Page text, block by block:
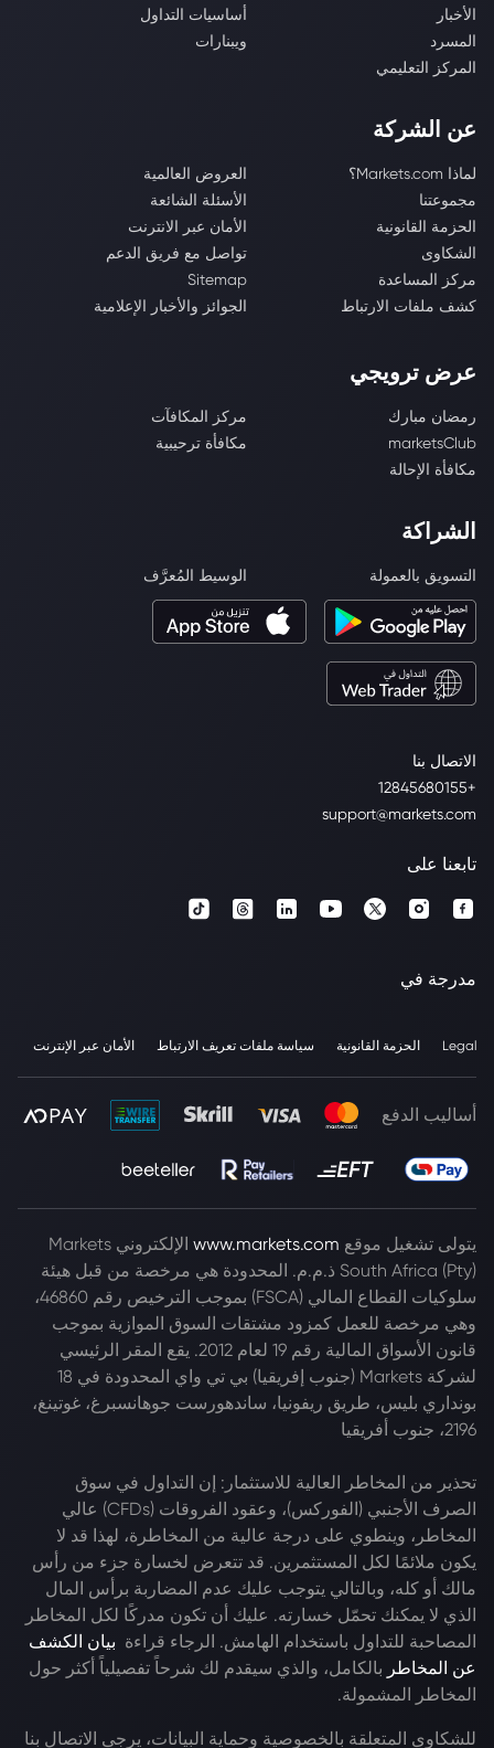
الاتصال بنا
+12845680155
support@markets.com
الأخبار
أساسيات التداول
المسرد
ويبنارات
المركز التعليمي
عن الشركة
لماذا Markets.com؟
العروض العالمية
مجموعتنا
الأسئلة الشائعة
الحزمة القانونية
الأمان عبر الانترنت
الشكاوى
تواصل مع فريق الدعم
مركز المساعدة
Sitemap
كشف ملفات الارتباط
الجوائز والأخبار الإعلامية
عرض ترويجي
رمضان مبارك
مركز المكافآت
marketsClub
مكافأة ترحيبية
مكافأة الإحالة
الشراكة
التسويق بالعمولة الوسيط المُعرَّف
تابعنا على
مدرجة في
Legal الحزمة القانونية سياسة ملفات تعريف الارتباط الأمان عبر الإنترنت
أساليب الدفع
يتولى تشغيل موقع www.markets.com
الإلكتروني Markets
South Africa (Pty) ذ.م.م. المحدودة هي مرخصة من قبل هيئة
سلوكيات القطاع المالي (FSCA) بموجب الترخيص رقم 46860،
وهي مرخصة للعمل كمزود مشتقات السوق الموازية بموجب
قانون الأسواق المالية رقم 19 لعام 2012. يقع المقر الرئيسي
لشركة Markets (جنوب إفريقيا) بي تي واي المحدودة في 18
بونداري بليس، طريق ريفونيا، ساندهورست جوهانسبرغ، غوتينغ،
2196، جنوب أفريقيا
تحذير من المخاطر العالية للاستثمار: إن التداول في سوق
الصرف الأجنبي (الفوركس)، وعقود الفروقات (CFDs) عالي
المخاطر، وينطوي على درجة عالية من المخاطرة، لهذا قد لا
يكون ملائمًا لكل المستثمرين. قد تتعرض لخسارة جزء من رأس
مالك أو كله، وبالتالي يتوجب عليك عدم المضاربة برأس المال
الذي لا يمكنك تحمّل خسارته. عليك أن تكون مدركًا لكل المخاطر
المصاحبة للتداول باستخدام الهامش. الرجاء قراءة بيان الكشف
عن المخاطر بالكامل، والذي سيقدم لك شرحاً تفصيلياً أكثر حول
المخاطر المشمولة.
للشكاوى المتعلقة بالخصوصية وحماية البيانات، يرجى الاتصال بنا